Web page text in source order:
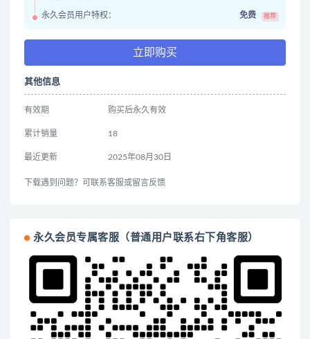
永久会员用户特权： 免费 推荐
立即购买
其他信息
有效期 购买后永久有效
累计销量 18
最近更新 2025年08月30日
下载遇到问题？可联系客服或留言反馈
永久会员专属客服（普通用户联系右下角客服）